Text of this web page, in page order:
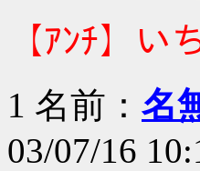
【ｱﾝﾁ】
1 名前： 名
03/07/16